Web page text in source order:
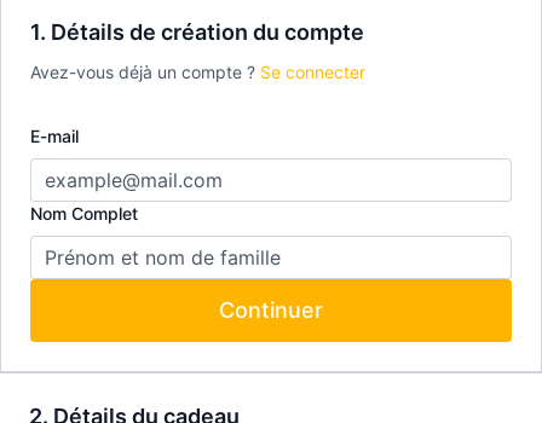
1. Détails de création du compte
Avez-vous déjà un compte ? Se connecter
E-mail
Nom Complet
Continuer
2. Détails du cadeau